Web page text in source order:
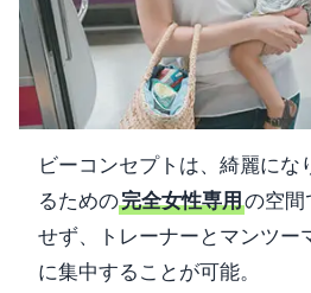
ビーコンセプトは、綺麗にな
るための完全女性専用の空間
せず、トレーナーとマンツー
に集中することが可能。